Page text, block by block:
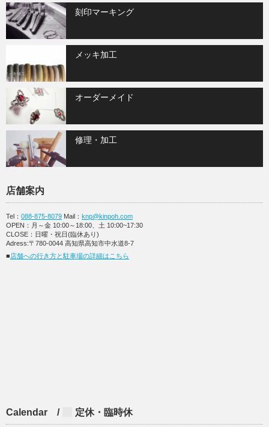
刻印マーキング
メッキ加工
オーダーメイド
修理・加工
店舗案内
Tel： 088-875-8079 Mail： knp@kinpoh.com
OPEN：月～金 10:00～18:00、土 10:00~17:30
CLOSE：日曜・祝日(臨休あり)
Adress:〒780-0044 高知県高知市中水道8-7
■店舗への行き方と駐車場の詳細はこちら
Calendar / 定休・臨時休